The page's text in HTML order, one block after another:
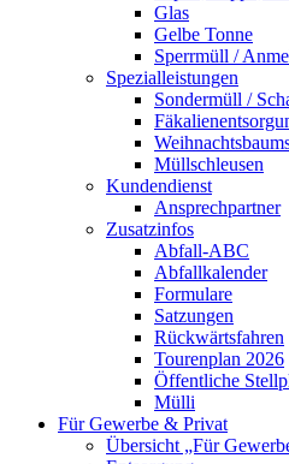
Glas
Gelbe Tonne
Sperrmüll /
Spezialleistungen
Sondermüll /
Müllschleusen
Kundendienst
Ansprechpartner
Zusatzinfos
Abfall-ABC
Abfallkalender
Formulare
Satzungen
Rückwärtsfahren
Tourenplan 2026
Öffentliche
Mülli
Für Gewerbe & Privat
Übersicht „Für